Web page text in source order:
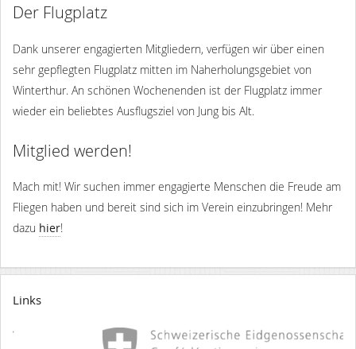
Der Flugplatz
Dank unserer engagierten Mitgliedern, verfügen wir über einen
sehr gepflegten Flugplatz mitten im Naherholungsgebiet von
Winterthur. An schönen Wochenenden ist der Flugplatz immer
wieder ein beliebtes Ausflugsziel von Jung bis Alt.
Mitglied werden!
Mach mit! Wir suchen immer engagierte Menschen die Freude am
Fliegen haben und bereit sind sich im Verein einzubringen! Mehr
dazu hier!
Links